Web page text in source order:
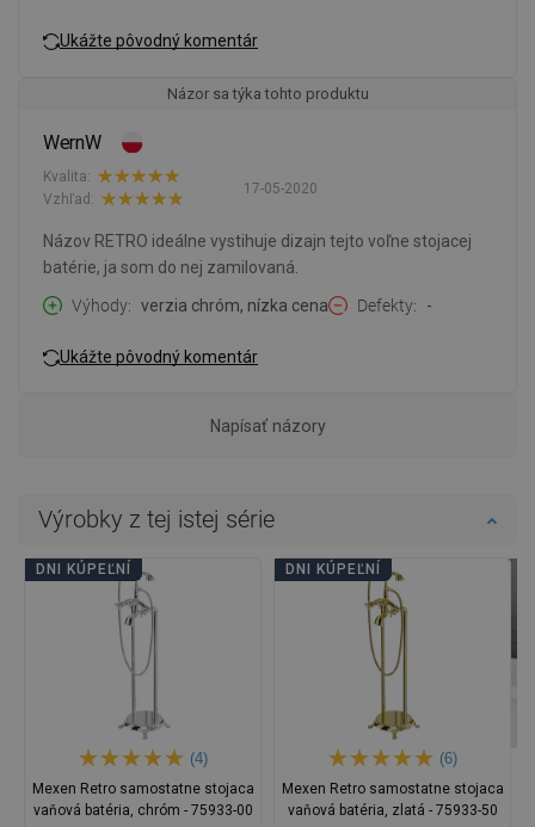
Ukážte pôvodný komentár
Názor sa týka tohto produktu
WernW
17-05-2020
Kvalita:
Vzhľad:
Názov RETRO ideálne vystihuje dizajn tejto voľne stojacej
batérie, ja som do nej zamilovaná.
Výhody
verzia chróm, nízka cena Defekty -
Ukážte pôvodný komentár
Napísať názory
Výrobky z tej istej série
DNI KÚPEĽNÍ
(4)
Mexen Retro samostatne stojaca
vaňová batéria, chróm - 75933-00
DNI KÚPEĽNÍ
(6)
Mexen Retro samostatne stojaca
vaňová batéria, zlatá - 75933-50